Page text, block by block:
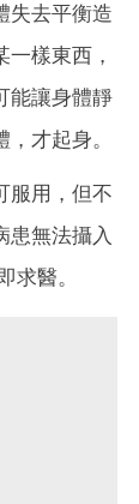
失去平衡造
樣東西，
能讓身體靜
才起身。
服用，但不
患無法攝入
求醫。